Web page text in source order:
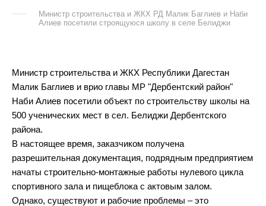
Министр строительства и ЖКХ РД Малик Баглиев и Наби
Алиев посетили строящуюся школу в селе Белиджи
Министр строительства и ЖКХ Республики Дагестан
Малик Баглиев и врио главы МР "Дербентский район"
Наби Алиев посетили объект по строительству школы на
500 ученических мест в сел. Белиджи Дербентского
района.
В настоящее время, заказчиком получена
разрешительная документация, подрядным предприятием
начаты строительно-монтажные работы нулевого цикла
спортивного зала и пищеблока с актовым залом.
Однако, существуют и рабочие проблемы – это